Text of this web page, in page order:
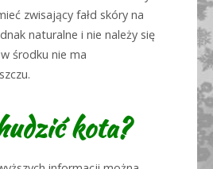
zwisający fałd skóry na
naturalne i nie należy się
środku nie ma
kota?